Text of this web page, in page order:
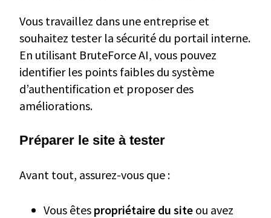
Vous travaillez dans une entreprise et
souhaitez tester la sécurité du portail interne.
En utilisant BruteForce AI, vous pouvez
identifier les points faibles du système
d’authentification et proposer des
améliorations.
Préparer le site à tester
Avant tout, assurez-vous que :
Vous êtes propriétaire du site ou avez